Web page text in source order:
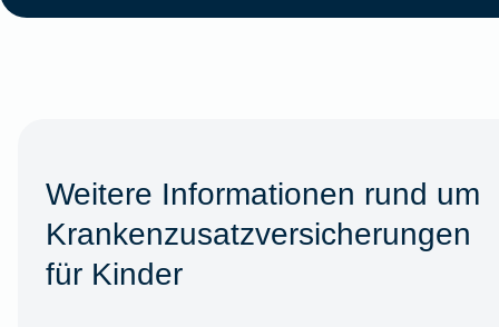
Weitere Informationen rund um
Krankenzusatzversicherungen
für Kinder